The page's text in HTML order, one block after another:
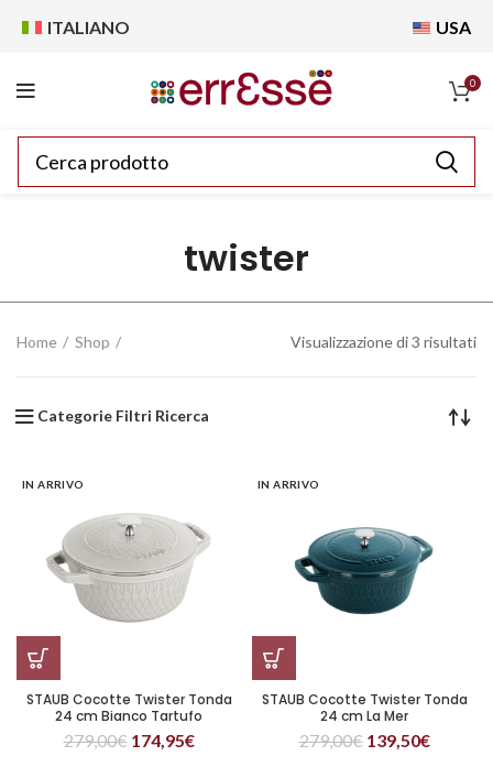
ITALIANO USA
0
twister
Home Shop Visualizzazione di 3 risultati
Categorie Filtri Ricerca
IN ARRIVO
STAUB Cocotte Twister Tonda
24 cm Bianco Tartufo
279,00€ 174,95€
IN ARRIVO
STAUB Cocotte Twister Tonda
24 cm La Mer
279,00€ 139,50€